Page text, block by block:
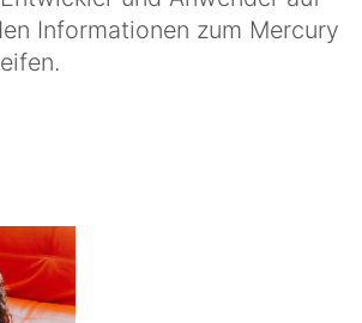
Informationen zum Mercury